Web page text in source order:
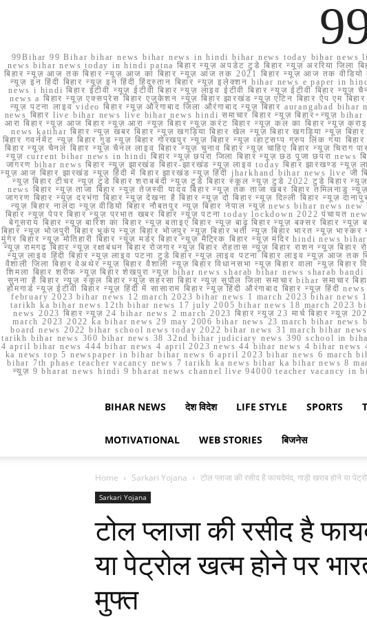
99Bihar 99 Bihar bihar news bihar news in hindi bihar news today bihar news
news bihar news today in hindi patna बिहार न्यूज़ अपडेट टुडे बिहार न्यूज़ अररिया जिला
बिहार न्यूज़ आज तक बिहार न्यूज़ आज का बिहार न्यूज़ आज तक 2021 बिहार न्यूज़ आज तक वीडियो
न्यूज़ इन हिंदी बिहार न्यूज़ इन हिंदी हिंदुस्तान बिहार न्यूज़ इलेक्शन bihar news e paper in
news i hindi बिहार ईटीवी न्यूज़ ईटीवी बिहार न्यूज़ लाइव ईटीवी बिहार न्यूज़ ईटीवी बिहार
news a बिहार न्यूज़ एक्सप्रेस बिहार एजुकेशन न्यूज़ बिहार झारखंड न्यूज़ एटिन बिहार ऐप एम
न्यूज़ पटना लाइव video बिहार न्यूज़ औरंगाबाद जिला औरंगाबाद न्यूज़ बिहार
news बिहार live bihar news live bihar news hindi समाचार बिहार न्यूज़ बिहार+न्यूज़
आरा बिहार न्यूज़ आज बिहार न्यूज़ आरा न्यूज़ बिहार न्यूज़ करंट बिहार न्यूज़ कल का बिहार न्यूज़
news katihar बिहार न्यूज़ खबर बिहार न्यूज़ खगड़िया बिहार खेल न्यूज़ बिहार खगड़िया न्यूज़
बिहार गवर्नमेंट न्यूज़ बिहार गुड न्यूज़ बिहार गोरखपुर न्यूज़ बिहार न्यूज़ व्हाट्सप्प ग्रुप लिंक गया
बिहार न्यूज़ चैनल बिहार न्यूज़ चैनल लाइव बिहार न्यूज़ चुनाव बिहार न्यूज़ चाहिए बिहार न्यूज़ चिराग
न्यूज़ current bihar news in hindi बिहार न्यूज़ छपरा जिला बिहार न्यूज़ छठ पूजा छपरा news
जागरण bihar news बिहार न्यूज़ झारखंड बिहार-झारखंड न्यूज़ लाइव today बिहार झारखण्ड
न्यूज़ आज बिहार झारखंड न्यूज़ हिंदी में बिहार झारखंड न्यूज़ हिंदी jharkhand bihar news live जी
न्यूज़ बिहार टीचर न्यूज़ टुडे बिहार शराबबंदी न्यूज़ टुडे बिहार स्कूल न्यूज़ टुडे 2022 टुडे
news बिहार न्यूज़ ताजा बिहार न्यूज़ तेजस्वी यादव बिहार न्यूज़ तक ताजा खबर बिहार तमिलनाडु
जागरण बिहार न्यूज़ दरभंगा बिहार न्यूज़ देखना है बिहार न्यूज़ दो बिहार न्यूज़ दिल्ली बिहार न्यूज़
न्यूज़ बिहार नालंदा न्यूज़ वीडियो बिहार नौबतपुर न्यूज़ बिहार नेपाल न्यूज़ news bihar news
बिहार न्यूज़ पेपर बिहार न्यूज़ प्रभात खबर बिहार न्यूज़ पटना today lockdown 2022 पंचायत
बेगूसराय बिहार न्यूज़ बारिश का बिहार न्यूज़ बताइए बिहार न्यूज़ बाढ़ बिहार न्यूज़ बक्सर बिहार
बिहार न्यूज़ भोजपुरी बिहार भूकंप न्यूज़ बिहार भोजपुर न्यूज़ बिहार भर्ती न्यूज़ बिहार भारत न्यूज़
मुंगेर बिहार न्यूज़ मोतिहारी बिहार न्यूज़ मर्डर बिहार न्यूज़ मैट्रिक बिहार न्यूज़ मंदिर hindi news
न्यूज़ रामगढ़ बिहार न्यूज़ रक्षाबंधन बिहार रोजगार न्यूज़ बिहार रोहतास न्यूज़ बिहार राशन न्यूज़
न्यूज़ लाइव हिंदी बिहार न्यूज़ लाइव पटना टुडे बिहार न्यूज़ लाइव पटना बिहार लाइव न्यूज़ आज
वैशाली जिला बिहार वेअथेर न्यूज़ बिहार वैशाली न्यूज़ बिहार विधानसभा न्यूज़ बिहार वाला न्यूज़
शिमला बिहार शरीफ न्यूज़ बिहार शेखपुरा न्यूज़ bihar news sharab bihar news sharab bandi
सुनना है बिहार न्यूज़ स्कूल बिहार न्यूज़ सहरसा बिहार न्यूज़ सुपौल जिला समाचार bihar समाचार
होमगार्ड न्यूज़ ईटीवी बिहार न्यूज़ हिंदी में सासाराम बिहार न्यूज़ हिंदी औरंगाबाद बिहार न्यूज़
february 2023 bihar news 12 march 2023 bihar news 1 march 2023 bihar
tarikh ka bihar news 12th bihar news 17 july 2005 bihar news 18 march 2023
news 2023 बिहार न्यूज़ 24 bihar news 2 march 2023 बिहार न्यूज़ 23 मार्च बिहार
march 2023 2022 ka bihar news 29 may 2006 bihar news 23 march bihar
board news 2022 bihar school news today 2022 bihar news 31 march bihar
tarikh bihar news 360 bihar news 38 32nd bihar judiciary news 390 school in
4 april bihar news 444 bihar news 4 april 2023 news 44 bihar news 4 bihar
ka news top 5 newspaper in bihar bihar news 6 april 2023 bihar news 6 march
bihar 7th phase teacher vacancy news 7 tarikh ka news bihar ka bihar news 8
न्यूज़ 9 bharat news hindi 9 bharat news channel live 94000 teacher vacancy
BIHAR NEWS देश विदेश LIFE STYLE SPORTS
MOTIVATIONAL WEB STORIES बिजनेस
Home Sarkari Yojana टोल प्लाजा की रसीद है फायदेमंद, गाड़ी खराब होने या
Sarkari Yojana
टोल प्लाजा की रसीद है
या पेट्रोल खत्म होने पर
मुफ्त